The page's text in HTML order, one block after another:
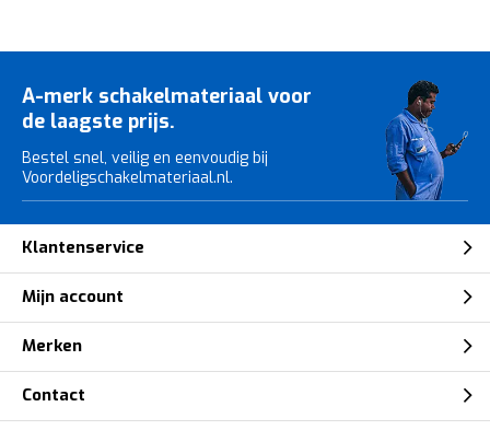
A-merk schakelmateriaal voor
de laagste prijs.
Bestel snel, veilig en eenvoudig bij
Voordeligschakelmateriaal.nl.
Klantenservice
Mijn account
Merken
Contact